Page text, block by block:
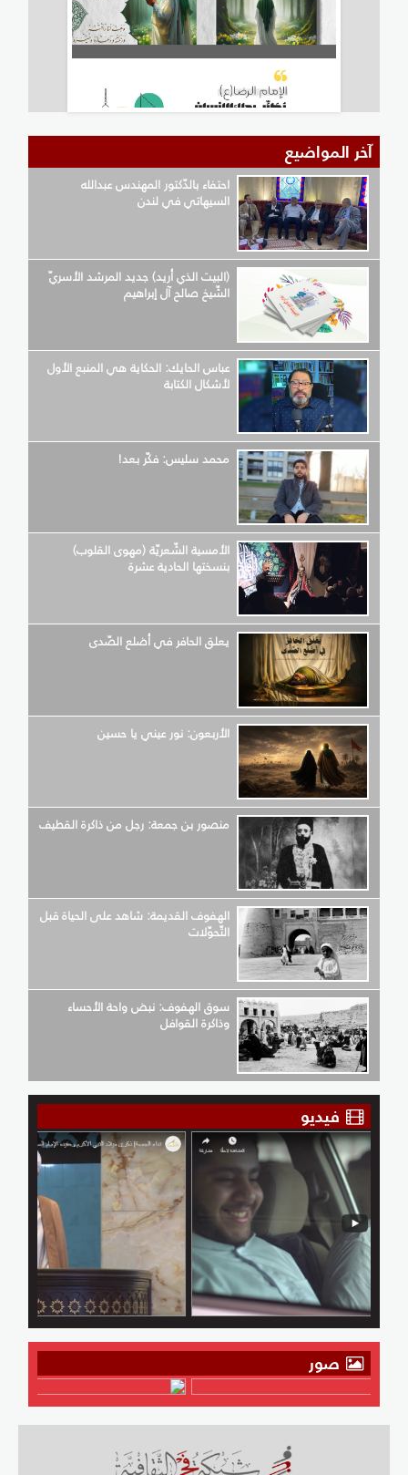
آخر المواضيع
احتفاء بالدّكتور المهندس عبدالله
السيهاتي في لندن
(البيت الذي أريد) جديد المرشد الأسريّ
الشّيخ صالح آل إبراهيم
عباس الحايك: الحكاية هي المنبع الأول
لأشكال الكتابة
محمد سليس: فكّر بعد!
الأمسية الشّعريّة (مهوى القلوب)
بنسختها الحادية عشرة
يعلق الحافر في أضلع الصّدى
الأربعون: نور عيني يا حسين
منصور بن جمعة: رجل من ذاكرة القطيف
الهفوف القديمة: شاهد على الحياة قبل
التّحوّلات
سوق الهفوف: نبض واحة الأحساء
وذاكرة القوافل
فيديو
صور